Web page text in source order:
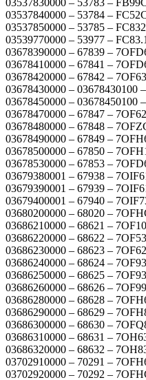
03537830000 – 53783 –
03537840000 – 53784 –
03537850000 – 53785 –
03539770000 – 53977 –
03678390000 – 67839 –
03678410000 – 67841 –
03678420000 – 67842 –
03678430000 – 03678430100
03678450000 –
03678470000 – 67847 –
03678480000 – 67848 –
03678490000 – 67849 –
03678500000 – 67850 –
03678530000 – 67853 –
03679380001 – 67938 –
03679390001 – 67939 –
03679400001 – 67940 –
03680200000 – 68020 –
03686210000 – 68621 –
03686220000 – 68622 –
03686230000 – 68623 –
03686240000 – 68624 –
03686250000 – 68625 –
03686260000 – 68626 –
03686280000 – 68628 –
03686290000 – 68629 –
03686300000 – 68630 –
03686310000 – 68631 –
03686320000 – 68632 –
03702910000 – 70291 –
03702920000 – 70292 –